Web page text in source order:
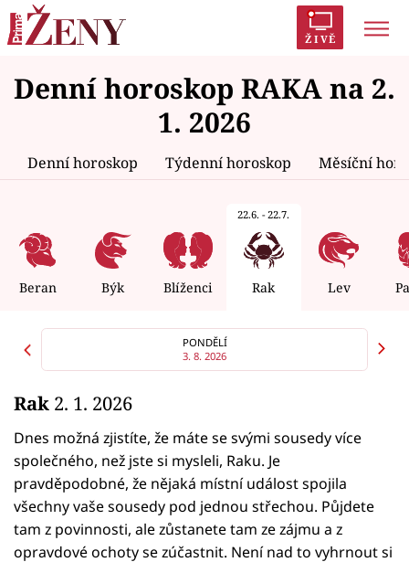
ŽIVĚ
Trendy: Polabí Inspekce Prostřeno!
AYTO?
Zrádci Proměny
Témata
Celebrity
Seriály
Horoskopy
Sledujte prima+
Filmový festival Karlovy Vary
Pořady
Denní horoskop RAKA na 2.
1. 2026
Denní horoskop Týdenní horoskop Měsíční
Beran Býk Blíženci
22.6. - 22.7.
Rak Lev
PONDĚLÍ
3. 8. 2026
Rak 2. 1. 2026
Dnes možná zjistíte, že máte se svými sousedy více
společného, než jste si mysleli, Raku. Je
pravděpodobné, že nějaká místní událost spojila
všechny vaše sousedy pod jednou střechou. Půjdete
tam z povinnosti, ale zůstanete tam ze zájmu a z
opravdové ochoty se zúčastnit. Není nad to vyhrnout si